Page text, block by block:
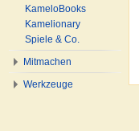
KameloBooks
Kamelionary
Spiele & Co.
Mitmachen
Werkzeuge